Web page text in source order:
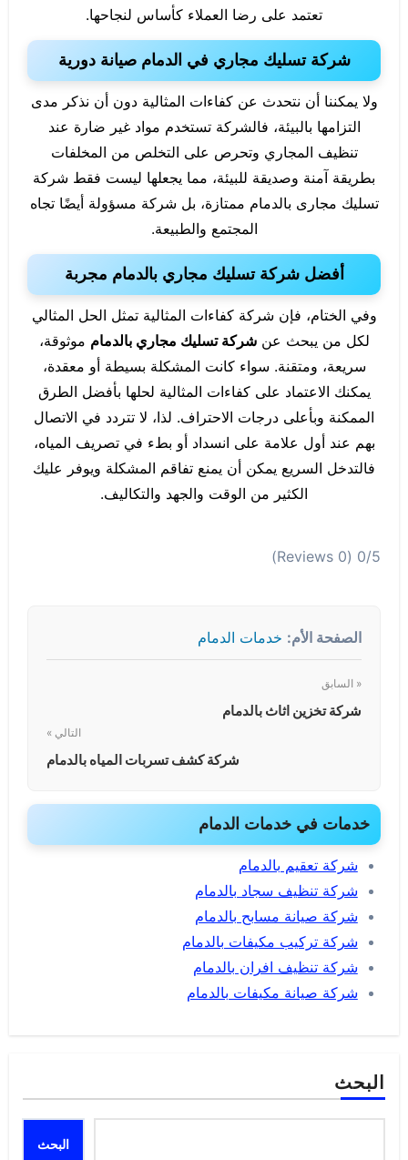
تعتمد على رضا العملاء كأساس لنجاحها.
شركة تسليك مجاري في الدمام صيانة دورية
ولا يمكننا أن نتحدث عن كفاءات المثالية دون أن نذكر مدى
التزامها بالبيئة، فالشركة تستخدم مواد غير ضارة عند
تنظيف المجاري وتحرص على التخلص من المخلفات
بطريقة آمنة وصديقة للبيئة، مما يجعلها ليست فقط شركة
تسليك مجارى بالدمام ممتازة، بل شركة مسؤولة أيضًا تجاه
المجتمع والطبيعة.
أفضل شركة تسليك مجاري بالدمام مجربة
وفي الختام، فإن شركة كفاءات المثالية تمثل الحل المثالي
لكل من يبحث عنشركة تسليك مجاري بالدمام موثوقة،
سريعة، ومتقنة. سواء كانت المشكلة بسيطة أو معقدة،
يمكنك الاعتماد على كفاءات المثالية لحلها بأفضل الطرق
الممكنة وبأعلى درجات الاحتراف. لذا، لا تتردد في الاتصال
بهم عند أول علامة على انسداد أو بطء في تصريف المياه،
فالتدخل السريع يمكن أن يمنع تفاقم المشكلة ويوفر عليك
الكثير من الوقت والجهد والتكاليف.
0/5
(0 Reviews)
الصفحة الأم: خدمات الدمام
« السابق
شركة تخزين اثاث بالدمام
التالي »
شركة كشف تسربات المياه بالدمام
خدمات في خدمات الدمام
شركة تعقيم بالدمام
شركة تنظيف سجاد بالدمام
شركة صيانة مسابح بالدمام
شركة تركيب مكيفات بالدمام
شركة تنظيف افران بالدمام
شركة صيانة مكيفات بالدمام
البحث
البحث